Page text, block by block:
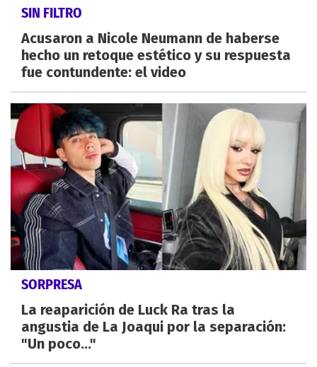
SIN FILTRO
Acusaron a Nicole Neumann de haberse
hecho un retoque estético y su respuesta
fue contundente: el video
SORPRESA
La reaparición de Luck Ra tras la
angustia de La Joaqui por la separación:
"Un poco..."